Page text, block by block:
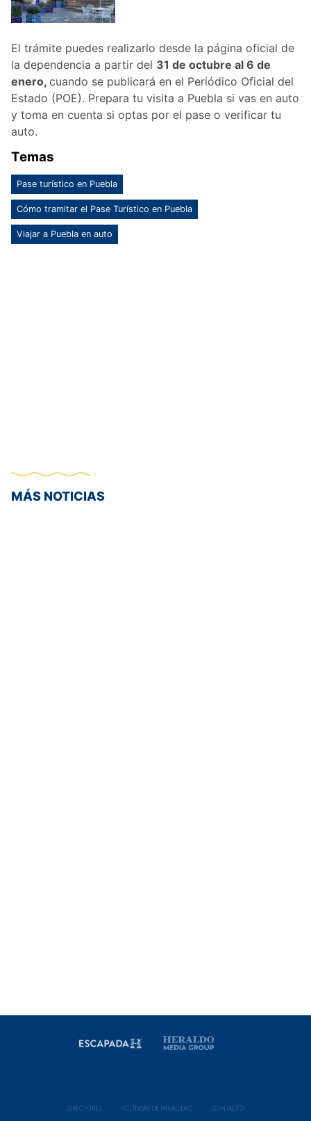
El trámite puedes realizarlo desde la página oficial de
la dependencia a partir del 31 de octubre al 6 de
enero, cuando se publicará en el Periódico Oficial del
Estado (POE). Prepara tu visita a Puebla si vas en auto
y toma en cuenta si optas por el pase o verificar tu
auto.
Temas
Pase turístico en Puebla
Cómo tramitar el Pase Turístico en Puebla
Viajar a Puebla en auto
MÁS NOTICIAS
DIRECTORIO POLÍ­TICAS DE PRIVACIDAD CONTACTO